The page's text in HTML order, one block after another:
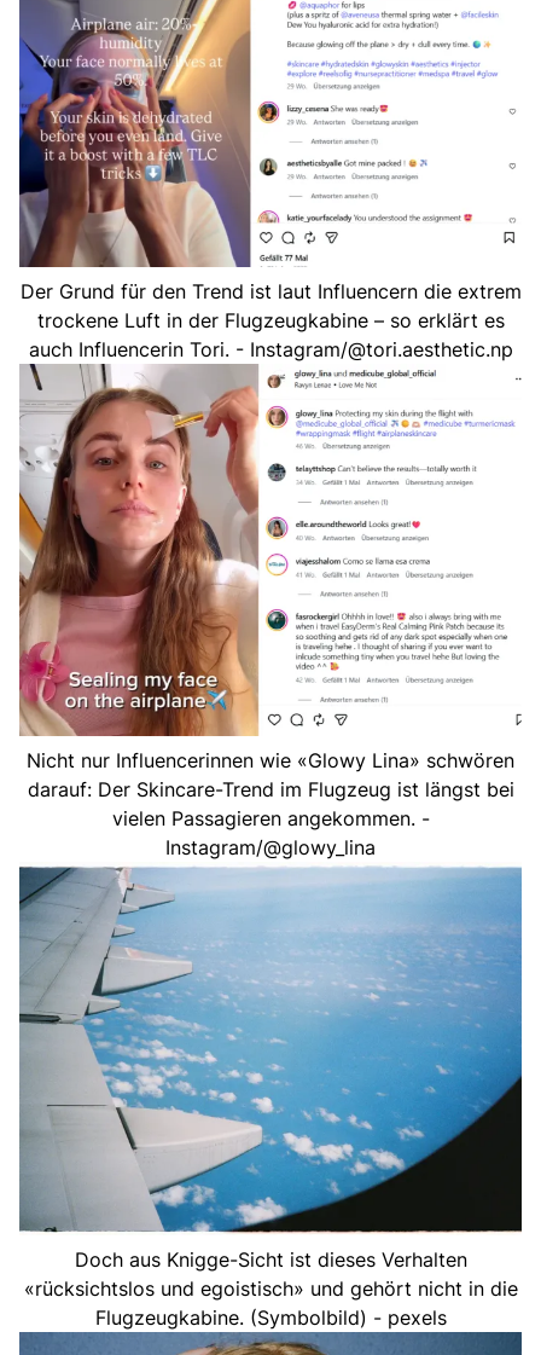
Der Grund für den Trend ist laut Influencern die extrem
trockene Luft in der Flugzeugkabine – so erklärt es
auch Influencerin Tori. - Instagram/@tori.aesthetic.np
Nicht nur Influencerinnen wie «Glowy Lina» schwören
darauf: Der Skincare-Trend im Flugzeug ist längst bei
vielen Passagieren angekommen. -
Instagram/@glowy_lina
Doch aus Knigge-Sicht ist dieses Verhalten
«rücksichtslos und egoistisch» und gehört nicht in die
Flugzeugkabine. (Symbolbild) - pexels